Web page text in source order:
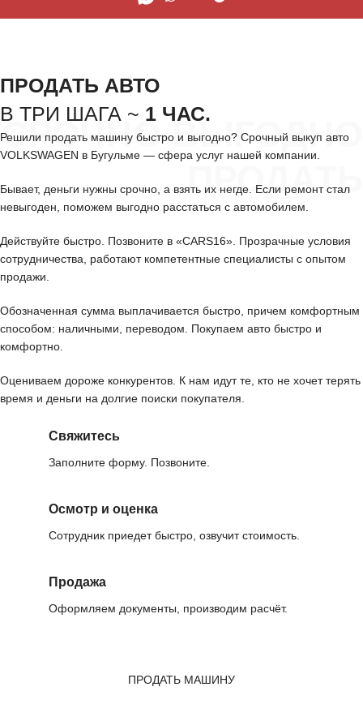
СРОЧНО ВЫГОДНО
ПРОДАТЬ
ПРОДАТЬ АВТО
В ТРИ ШАГА ~ 1 ЧАС.
Решили продать машину быстро и выгодно? Срочный выкуп авто
VOLKSWAGEN в Бугульме — сфера услуг нашей компании.
Бывает, деньги нужны срочно, а взять их негде. Если ремонт стал
невыгоден, поможем выгодно расстаться с автомобилем.
Действуйте быстро. Позвоните в «CARS16». Прозрачные условия
сотрудничества, работают компетентные специалисты с опытом
продажи.
Обозначенная сумма выплачивается быстро, причем комфортным
способом: наличными, переводом. Покупаем авто быстро и
комфортно.
Оцениваем дороже конкурентов. К нам идут те, кто не хочет терять
время и деньги на долгие поиски покупателя.
Свяжитесь
Заполните форму. Позвоните.
Осмотр и оценка
Сотрудник приедет быстро, озвучит стоимость.
Продажа
Оформляем документы, производим расчёт.
ПРОДАТЬ МАШИНУ